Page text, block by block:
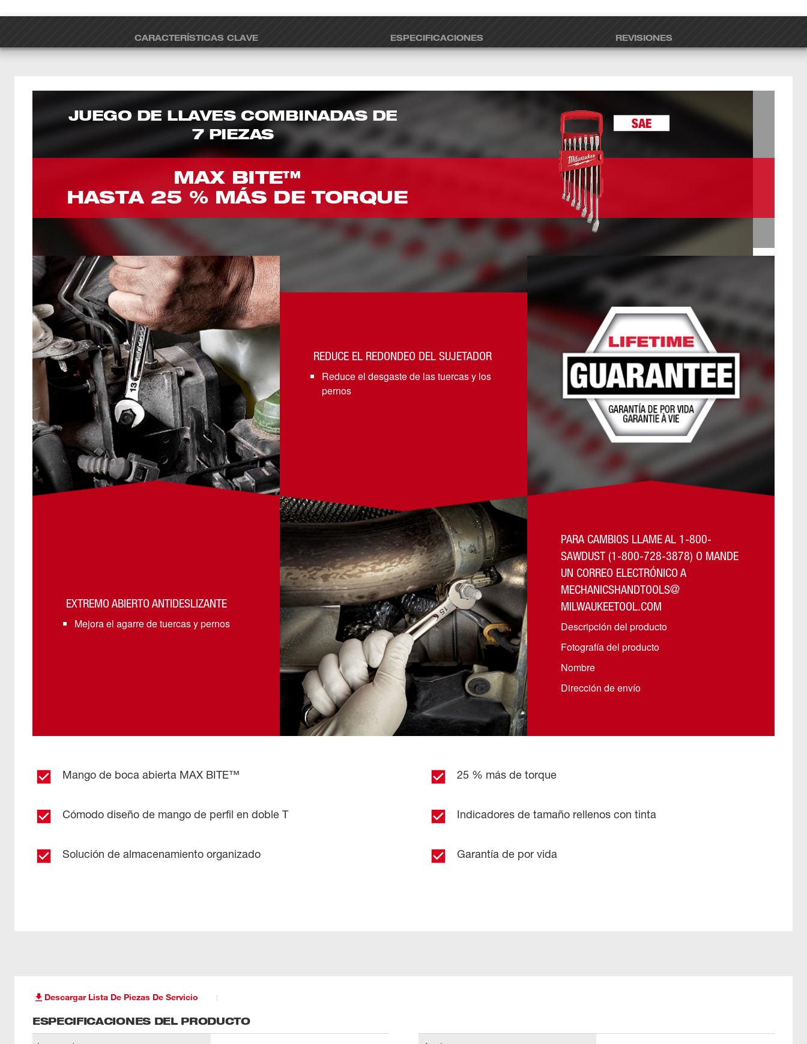
CARACTERÍSTICAS CLAVE ESPECIFICACIONES REVISIONES
JUEGO DE LLAVES COMBINADAS DE
7 PIEZAS
MAX BITE™
HASTA 25 % MÁS DE TORQUE
EXTREMO ABIERTO ANTIDESLIZANTE
Mejora el agarre de tuercas y pernos
REDUCE EL REDONDEO DEL SUJETADOR
Reduce el desgaste de las tuercas y los
pernos
PARA CAMBIOS LLAME AL 1-800-
SAWDUST (1-800-728-3878) O MANDE
UN CORREO ELECTRÓNICO A
MECHANICSHANDTOOLS@
MILWAUKEETOOL.COM
Descripción del producto
Fotografía del producto
Nombre
Dirección de envío
Mango de boca abierta MAX BITE™ 25 % más de torque
Cómodo diseño de mango de perfil en doble T Indicadores de tamaño rellenos con tinta
Solución de almacenamiento organizado Garantía de por vida
Descargar Lista De Piezas De Servicio
ESPECIFICACIONES DEL PRODUCTO